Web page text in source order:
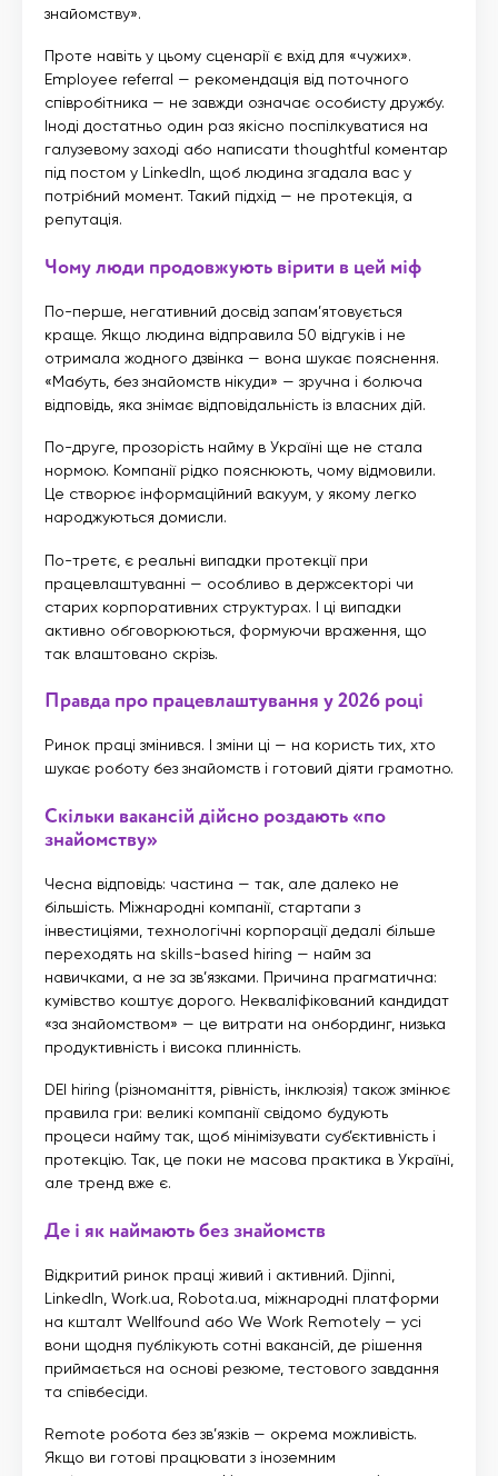
знайомству».
Проте навіть у цьому сценарії є вхід для «чужих».
Employee referral — рекомендація від поточного
співробітника — не завжди означає особисту дружбу.
Іноді достатньо один раз якісно поспілкуватися на
галузевому заході або написати thoughtful коментар
під постом у LinkedIn, щоб людина згадала вас у
потрібний момент. Такий підхід — не протекція, а
репутація.
Чому люди продовжують вірити в цей міф
По-перше, негативний досвід запам’ятовується
краще. Якщо людина відправила 50 відгуків і не
отримала жодного дзвінка — вона шукає пояснення.
«Мабуть, без знайомств нікуди» — зручна і болюча
відповідь, яка знімає відповідальність із власних дій.
По-друге, прозорість найму в Україні ще не стала
нормою. Компанії рідко пояснюють, чому відмовили.
Це створює інформаційний вакуум, у якому легко
народжуються домисли.
По-третє, є реальні випадки протекції при
працевлаштуванні — особливо в держсекторі чи
старих корпоративних структурах. І ці випадки
активно обговорюються, формуючи враження, що
так влаштовано скрізь.
Правда про працевлаштування у 2026 році
Ринок праці змінився. І зміни ці — на користь тих, хто
шукає роботу без знайомств і готовий діяти грамотно.
Скільки вакансій дійсно роздають «по
знайомству»
Чесна відповідь: частина — так, але далеко не
більшість. Міжнародні компанії, стартапи з
інвестиціями, технологічні корпорації дедалі більше
переходять на skills-based hiring — найм за
навичками, а не за зв’язками. Причина прагматична:
кумівство коштує дорого. Некваліфікований кандидат
«за знайомством» — це витрати на онбординг, низька
продуктивність і висока плинність.
DEI hiring (різноманіття, рівність, інклюзія) також змінює
правила гри: великі компанії свідомо будують
процеси найму так, щоб мінімізувати суб’єктивність і
протекцію. Так, це поки не масова практика в Україні,
але тренд вже є.
Де і як наймають без знайомств
Відкритий ринок праці живий і активний. Djinni,
LinkedIn, Work.ua, Robota.ua, міжнародні платформи
на кшталт Wellfound або We Work Remotely — усі
вони щодня публікують сотні вакансій, де рішення
приймається на основі резюме, тестового завдання
та співбесіди.
Remote робота без зв’язків — окрема можливість.
Якщо ви готові працювати з іноземним